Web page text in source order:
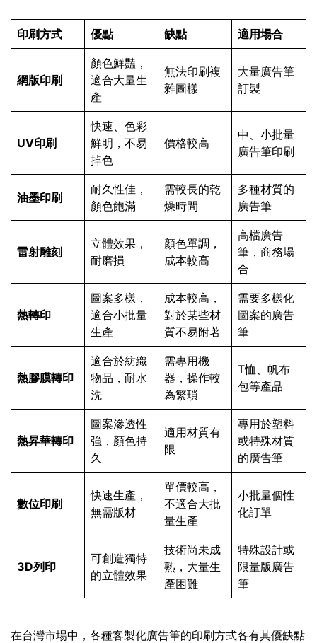
印刷方式 優點 缺點 適用場合
網版印刷
顏色鮮豔，
適合大量生
產
無法印刷複
雜圖樣
大量廣告筆
訂製
UV印刷
快速、色彩
鮮明，不易
掉色
價格較高
中、小批量
廣告筆印刷
油墨印刷
耐久性佳，
顏色飽滿
需較長的乾
燥時間
多種材質的
廣告筆
雷射雕刻
立體效果，
耐磨損
顏色單調，
成本較高
高檔廣告
筆，商務場
合
熱轉印
圖案多樣，
適合小批量
生產
成本較高，
對於某些材
質不易附著
需要多樣化
圖案的廣告
筆
熱膠膜轉印
適合於紡織
物品，耐水
洗
需專用機
器，操作較
為繁瑣
T恤、帆布
包等產品
熱昇華轉印
圖案滲透性
強，顏色持
久
適用材質有
限
專用於塑料
或特殊材質
的廣告筆
數位印刷
快速生產，
無需版材
單價較高，
不適合大批
量生產
小批量個性
化訂單
3D列印
可創造獨特
的立體效果
技術尚未成
熟，大量生
產困難
特殊設計或
限量版廣告
筆
在台灣市場中，各種客製化廣告筆的印刷方式各有其優缺點